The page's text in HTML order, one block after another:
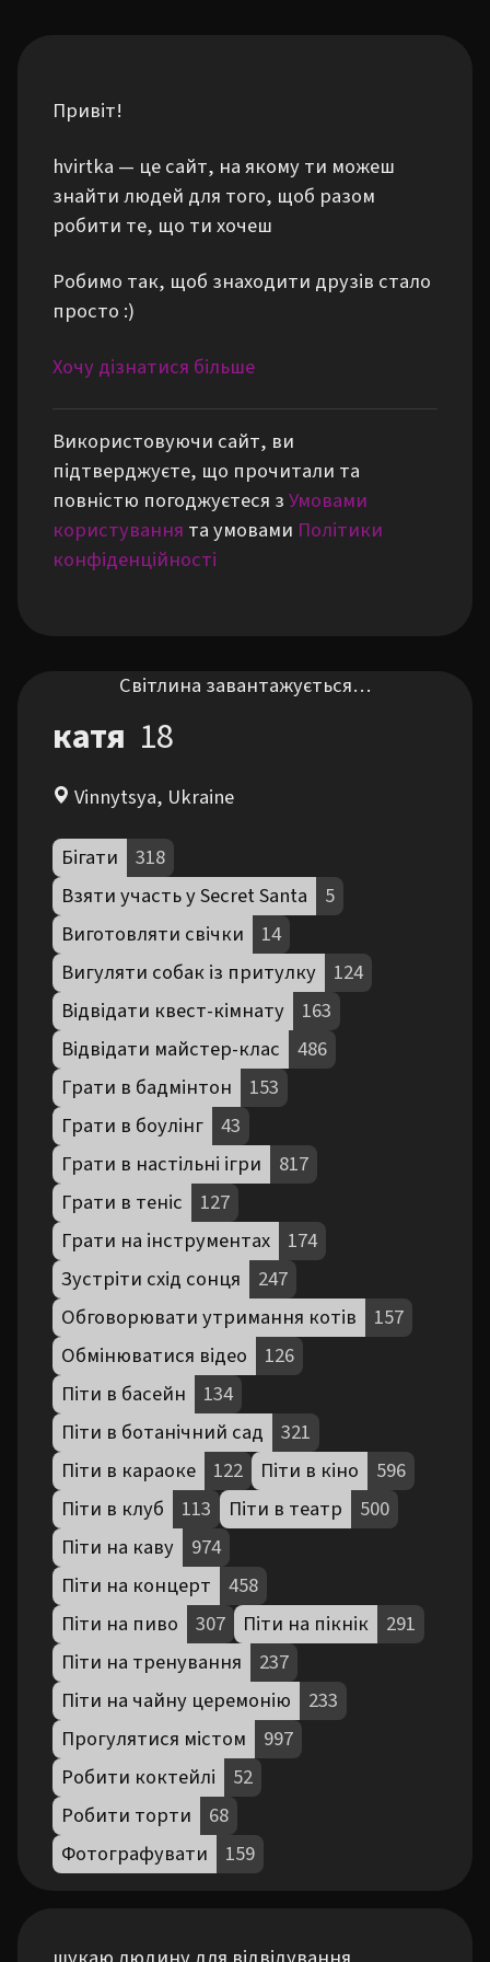
Привіт!
hvirtka — це сайт, на якому ти можеш
знайти людей для того, щоб разом
робити те, що ти хочеш
Робимо так, щоб знаходити друзів стало
просто :)
Хочу дізнатися більше
Використовуючи сайт, ви
підтверджуєте, що прочитали та
повністю погоджуєтеся зУмовами
користування та умовами Політики
конфіденційності
Світлина завантажується…
катя 18
Vinnytsya, Ukraine
Бігати
318
Взяти участь у Secret Santa
5
Виготовляти свічки
14
Вигуляти собак із притулку
124
Відвідати квест-кімнату
163
Відвідати майстер-клас
486
Грати в бадмінтон
153
Грати в боулінг
43
Грати в настільні ігри
817
Грати в теніс
127
Грати на інструментах
174
Зустріти схід сонця
247
Обговорювати утримання котів
157
Обмінюватися відео
126
Піти в басейн
134
Піти в ботанічний сад
321
Піти в караоке
122 Піти в кіно
596
Піти в клуб
113 Піти в театр
500
Піти на каву
974
Піти на концерт
458
Піти на пиво
307 Піти на пікнік
291
Піти на тренування
237
Піти на чайну церемонію
233
Прогулятися містом
997
Робити коктейлі
52
Робити торти
68
Фотографувати
159